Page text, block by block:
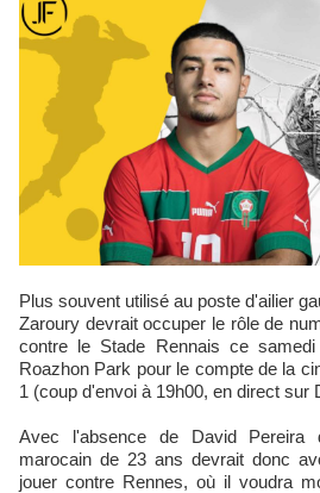
Plus souvent utilisé au poste d'ailier gauche par le passé, Anass
Zaroury devrait occuper le rôle de
contre le Stade Rennais ce
Roazhon Park pour le compte de la
1 (coup d'envoi à 19h00, en direct sur
Avec l'absence de David Pereira
marocain de 23 ans devrait donc
jouer contre Rennes, où il voudra